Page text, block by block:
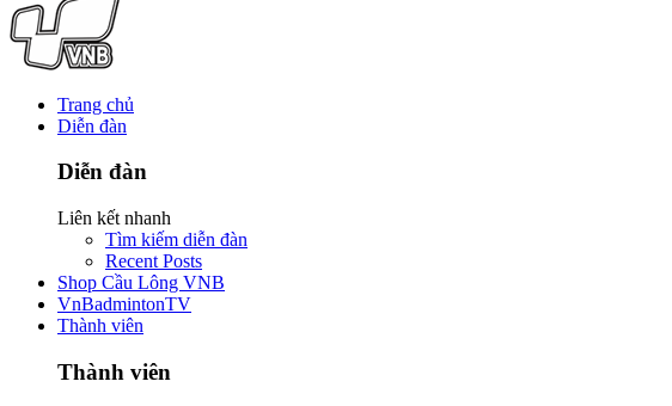
Trang chủ
Diễn đàn
Diễn đàn
Liên kết nhanh
Tìm kiếm diễn đàn
Recent Posts
Shop Cầu Lông VNB
VnBadmintonTV
Thành viên
Thành viên